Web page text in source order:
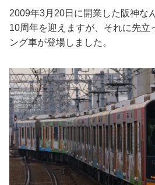
2009年3月20日に開業した阪神な
10周年を迎えますが、それに先立
ング車が登場しました。